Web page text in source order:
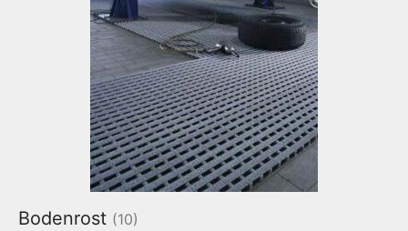
Bodenrost (10)